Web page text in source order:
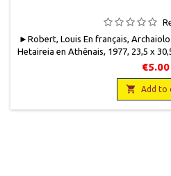
► Robert, Louis En français,
Hetaireia en Athēnais, 1977, 23,5 x
occasion. Bon
€5.00
 Add to